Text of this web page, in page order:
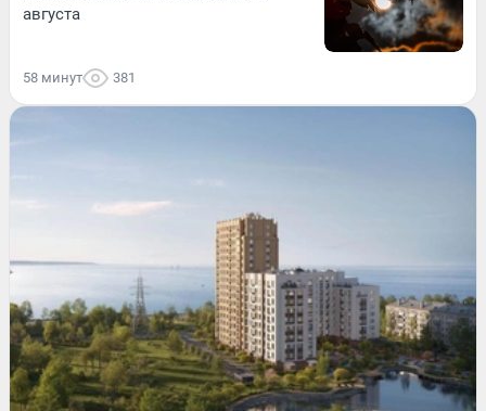
августа
58 минут 381